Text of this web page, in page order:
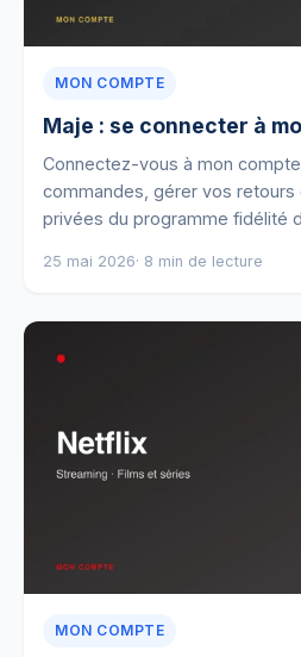
MON COMPTE
Maje : se connecter à
Connectez-vous à mon
commandes, gérer vos
privées du programme fidélité
25 mai 2026· 8 min de lecture
MON COMPTE